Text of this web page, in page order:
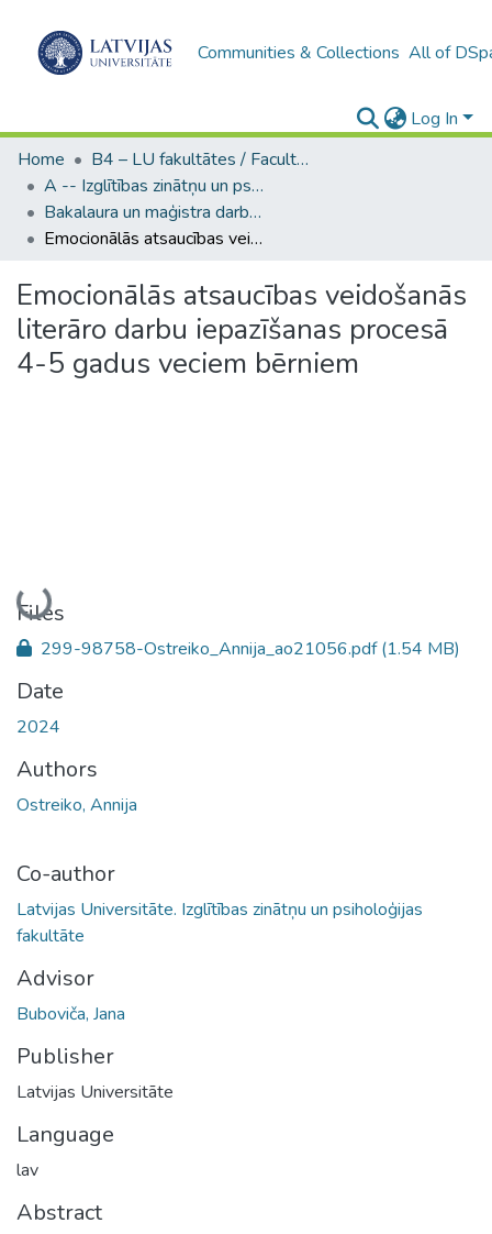
Communities & Collections All of
Log In
Home
B4 – LU fakultātes / Faculties of the UL
A -- Izglītības zinātņu un psiholoģijas fakultāte / Faculty of Education Sciences and Psychology
Bakalaura un maģistra darbi (PPMF) / Bachelor's and Master's theses
Emocionālās atsaucības veidošanās literāro darbu iepazīšanas procesā 4-5 gadus veciem bērniem
Emocionālās atsaucības veidošanās
literāro darbu iepazīšanas procesā
4-5 gadus veciem bērniem
Loading...
Files
299-98758-Ostreiko_Annija_ao21056.pdf(1.54 MB)
Date
2024
Authors
Ostreiko, Annija
Co-author
Latvijas Universitāte. Izglītības zinātņu un psiholoģijas
fakultāte
Advisor
Buboviča, Jana
Publisher
Latvijas Universitāte
Language
lav
Abstract